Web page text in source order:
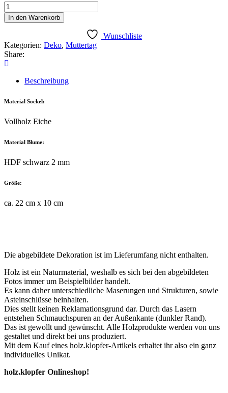
Aufsteller
Blume
Art
Menge
In den Warenkorb
Wunschliste
Kategorien: Deko, Muttertag
Share:
Beschreibung
Material Sockel:
Vollholz Eiche
Material Blume:
HDF schwarz 2 mm
Größe:
ca. 22 cm x 10 cm
Die abgebildete Dekoration ist im Lieferumfang nicht enthalten.
Holz ist ein Naturmaterial, weshalb es sich bei den abgebildeten
Fotos immer um Beispielbilder handelt.
Es kann daher unterschiedliche Maserungen und Strukturen, sowie
Asteinschlüsse beinhalten.
Dies stellt keinen Reklamationsgrund dar. Durch das Lasern
entstehen Schmauchspuren an der Außenkante (dunkler Rand).
Das ist gewollt und gewünscht. Alle Holzprodukte werden von uns
gestaltet und direkt bei uns produziert.
Mit dem Kauf eines holz.klopfer-Artikels erhaltet ihr also ein ganz
individuelles Unikat.
holz.klopfer Onlineshop!